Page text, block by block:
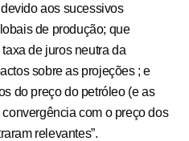
aos sucessivos
de produção; que
de juros neutra da
sobre as projeções ; e
do preço do petróleo (e as
com o preço dos
relevantes”.